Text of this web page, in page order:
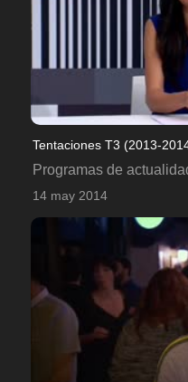
Tentaciones T3 (2013-
Programas de
14 may 2014